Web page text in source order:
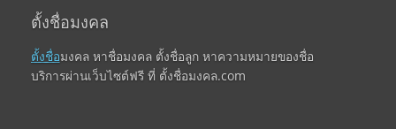
ตั้งชื่อมงคล
ตั้งชื่อมงคล หาชื่อมงคล ตั้งชื่อลูก หาความหมายของชื่อ
บริการผ่านเว็บไซต์ฟรี ที่ ตั้งชื่อมงคล.com